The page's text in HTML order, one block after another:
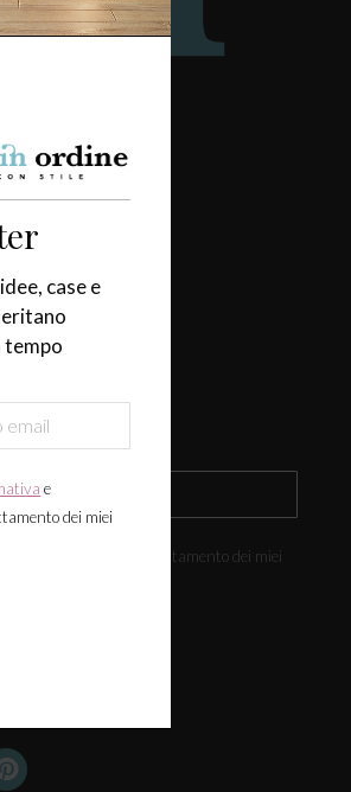
e acconsento al trattamento dei miei
case e
tempo
e
dei miei